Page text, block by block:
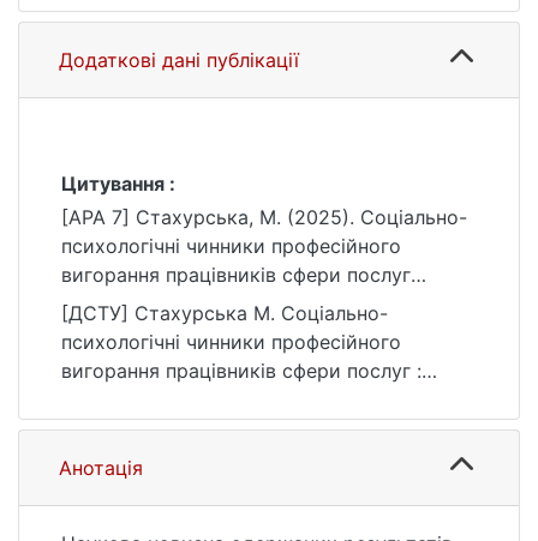
Додаткові дані публікації
Цитування :
[APA 7] Стахурська, М. (2025). Соціально-
психологічні чинники професійного
вигорання працівників сфери послуг
[Магістерська робота, Київський
національний університет імені Тараса
Шевченка]. eKNUTSHIR.
https://ir.library.knu.ua/handle/15071834/1230
3
[ДСТУ] Стахурська М. Соціально-
психологічні чинники професійного
вигорання працівників сфери послуг :
Соціальні та поведінкові науки / наук. кер.
Е. Ю. Грищук. Київ, 2025. 105 с. URL:
https://ir.library.knu.ua/handle/15071834/1230
Анотація